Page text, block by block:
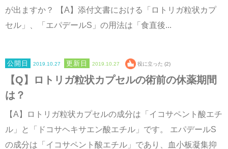
が出ますか？ 【A】添付文書における「ロトリガ粒状カプ
セル」、「エパデールS」の用法は「食直後...
2019.10.27 2019.10.27 役に立った (2)
【Q】ロトリガ粒状カプセルの術前の休薬期間
は？
【A】ロトリガ粒状カプセルの成分は「イコサペント酸エチ
ル」と「ドコサヘキサエン酸エチル」です。 エパデールS
の成分は「イコサペント酸エチル」であり、血小板凝集抑